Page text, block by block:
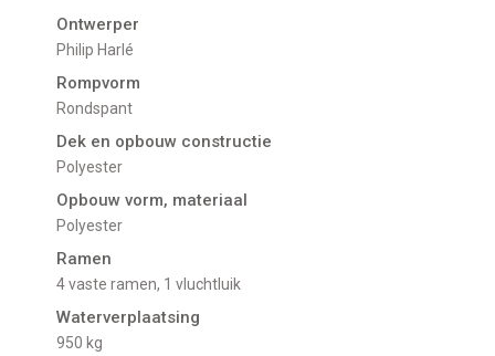
Ontwerper
Philip Harlé
Rompvorm
Rondspant
Dek en opbouw constructie
Polyester
Opbouw vorm, materiaal
Polyester
Ramen
4 vaste ramen, 1 vluchtluik
Waterverplaatsing
950 kg